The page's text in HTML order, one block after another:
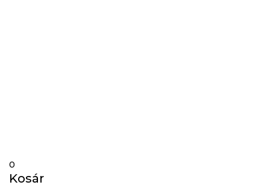
0
Kosár